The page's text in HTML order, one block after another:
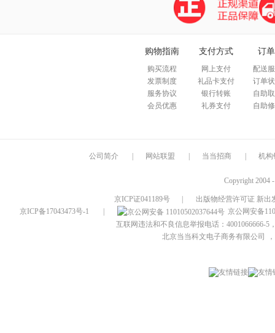
购物指南
购买流程
发票制度
服务协议
会员优惠
支付方式
网上支付
礼品卡支付
银行转账
礼券支付
订
配送
订单
自助
自助
公司简介 网站联盟 当当招商 机构
Copyright 2004
京ICP证041189号
出版物经营许可证 新出
京ICP备17043473号-1
京公网安备
互联网违法和不良信息举报电话：4001066666-5
北京当当科文电子商务有限公司